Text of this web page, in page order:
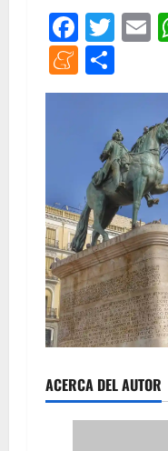
ACERCA DEL AUTOR